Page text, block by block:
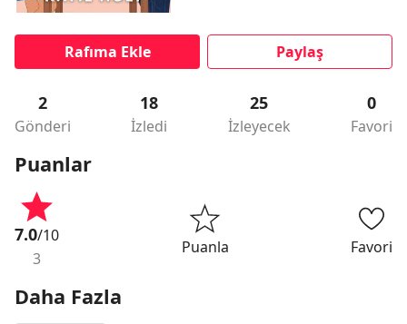
Rafıma Ekle Paylaş
2
Gönderi
18
İzledi
25
İzleyecek
0
Favori
Puanlar
7.0/10
3
Puanla Favori
Daha Fazla